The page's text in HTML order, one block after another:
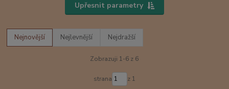
Upřesnit parametry
Nejnovější Nejlevnější Nejdražší
Zobrazuji 1-6 z 6
strana z 1